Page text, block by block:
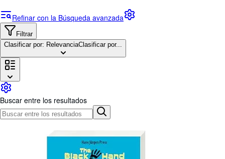
Búsqueda avanzada
Colecciones
Libros antiguos
Arte y coleccionismo
Vendedores
Comenzar a vender
Ayuda
CERRAR
Refinar con la Búsqueda avanzada
Filtrar
Clasificar por: RelevanciaClasificar por...
Buscar entre los resultados